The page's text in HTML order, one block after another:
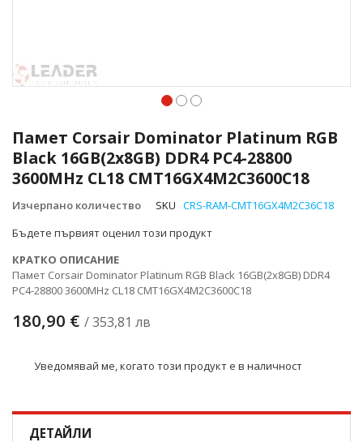
Памет Corsair Dominator Platinum RGB
Black 16GB(2x8GB) DDR4 PC4-28800
3600MHz CL18 CMT16GX4M2C3600C18
Изчерпано количество SKU CRS-RAM-CMT16GX4M2C36C18
Бъдете първият оценил този продукт
КРАТКО ОПИСАНИЕ
Памет Corsair Dominator Platinum RGB Black 16GB(2x8GB) DDR4
PC4-28800 3600MHz CL18 CMT16GX4M2C3600C18
180,90 € / 353,81 лв
Уведомявай ме, когато този продукт е в наличност
към
началото
на
галерия
снимки
ДЕТАЙЛИ